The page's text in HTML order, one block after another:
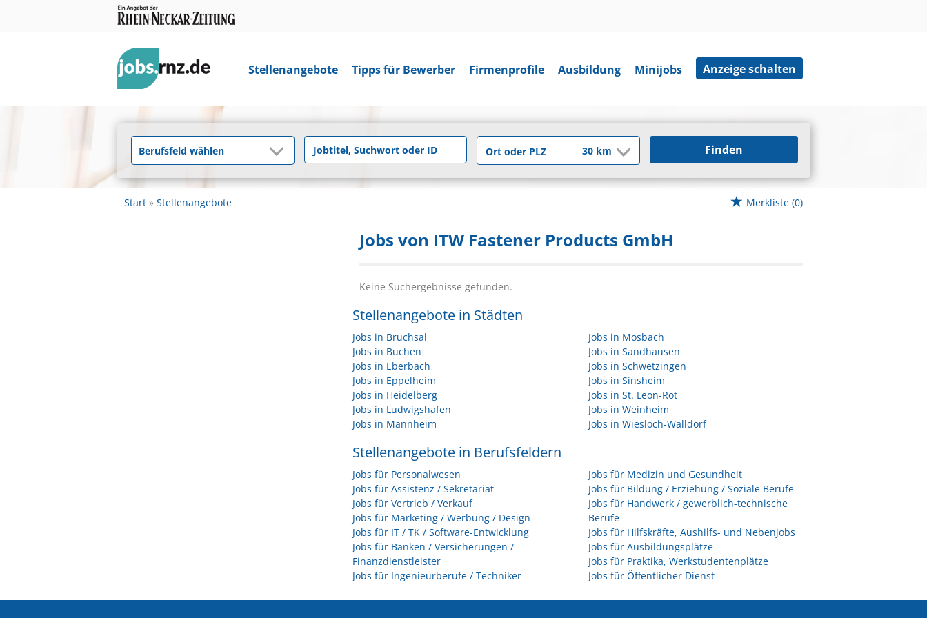
Stellenangebote Tipps für Bewerber Firmenprofile Ausbildung Minijobs Anzeige schalten
Finden
Start Stellenangebote Merkliste (0)
Jobs von ITW Fastener Products GmbH
Keine Suchergebnisse gefunden.
Stellenangebote in Städten
Jobs in Bruchsal
Jobs in Buchen
Jobs in Eberbach
Jobs in Eppelheim
Jobs in Heidelberg
Jobs in Ludwigshafen
Jobs in Mannheim
Jobs in Mosbach
Jobs in Sandhausen
Jobs in Schwetzingen
Jobs in Sinsheim
Jobs in St. Leon-Rot
Jobs in Weinheim
Jobs in Wiesloch-Walldorf
Stellenangebote in Berufsfeldern
Jobs für Personalwesen
Jobs für Assistenz / Sekretariat
Jobs für Vertrieb / Verkauf
Jobs für Marketing / Werbung / Design
Jobs für IT / TK / Software-Entwicklung
Jobs für Banken / Versicherungen /
Finanzdienstleister
Jobs für Ingenieurberufe / Techniker
Jobs für Medizin und Gesundheit
Jobs für Bildung / Erziehung / Soziale Berufe
Jobs für Handwerk / gewerblich-technische
Berufe
Jobs für Hilfskräfte, Aushilfs- und Nebenjobs
Jobs für Ausbildungsplätze
Jobs für Praktika, Werkstudentenplätze
Jobs für Öffentlicher Dienst